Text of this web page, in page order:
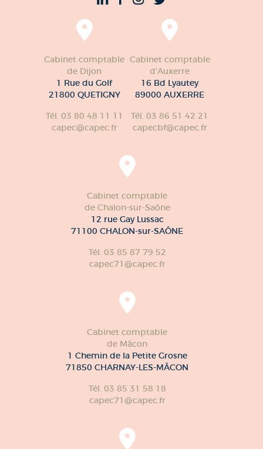
Cabinet comptable
de Dijon
1 Rue du Golf
21800 QUETIGNY
Tél. 03 80 48 11 11
capec@capec.fr
Cabinet comptable
d'Auxerre
16 Bd Lyautey
89000 AUXERRE
Tél. 03 86 51 42 21
capecbf@capec.fr
Cabinet comptable
de Chalon-sur-Saône
12 rue Gay Lussac
71100 CHALON-sur-SAÔNE
Tél. 03 85 87 79 52
capec71@capec.fr
Cabinet comptable
de Mâcon
1 Chemin de la Petite Grosne
71850 CHARNAY-LES-MÂCON
Tél. 03 85 31 58 18
capec71@capec.fr